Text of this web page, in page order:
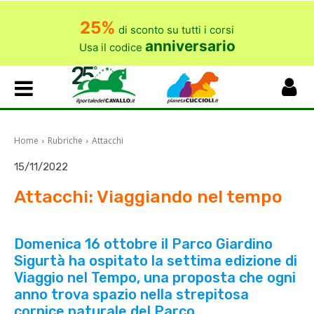
25% di sconto su tutti i corsi
Usa il codice anniversario
Home Rubriche Attacchi
15/11/2022
Attacchi: Viaggiando nel tempo
Domenica 16 ottobre il Parco Giardino
Sigurtà ha ospitato la settima edizione di
Viaggio nel Tempo, una proposta che ogni
anno trova spazio nella strepitosa